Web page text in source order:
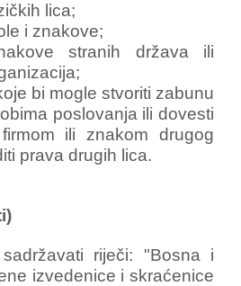
lica;
i znakove;
stranih država ili
bi mogle stvoriti zabunu
poslovanja ili dovesti
ili znakom drugog
prava drugih lica.
riječi: "Bosna i
izvedenice i skraćenice